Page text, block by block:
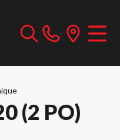
(2 PO)